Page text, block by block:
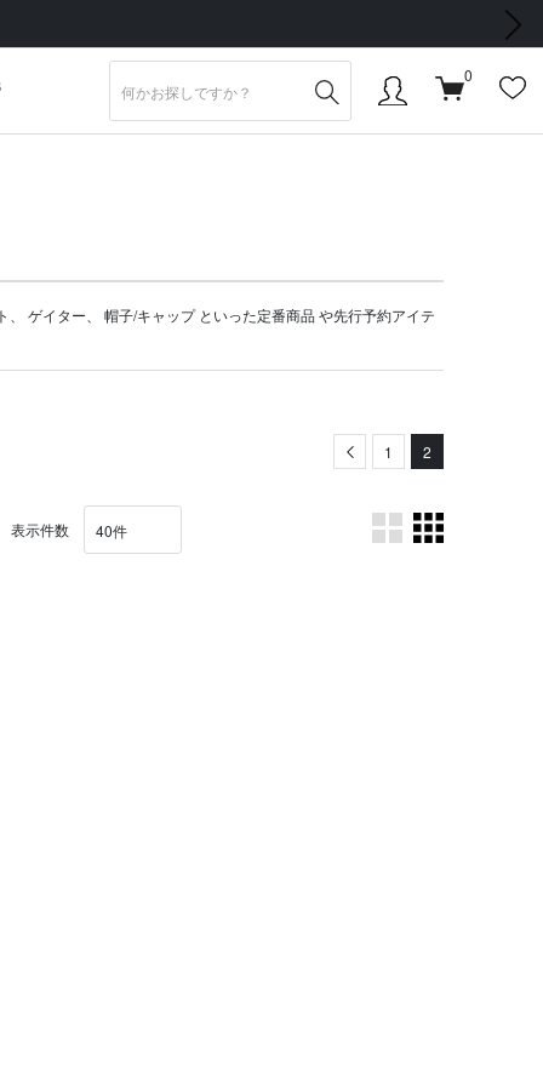
次の画像
0
ゲイター 帽子/キャップといった定番商品 や先行予約アイテ
Previous
1 2
表示件数